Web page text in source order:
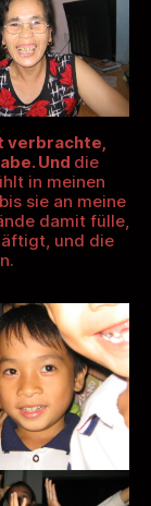
verbrachte,
Und die
in meinen
sie an meine
damit fülle,
und die